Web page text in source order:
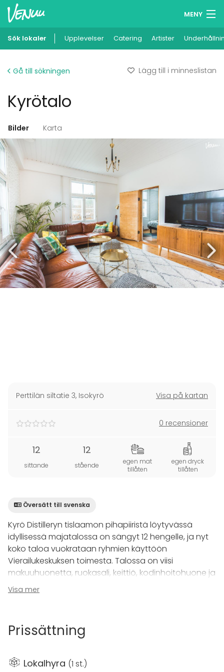
MENY
Minneslista
Sök lokaler Upplevelser Catering Artister
Gå till sökningen Lägg till i minneslistan
Kyrötalo
Bilder Karta
Perttilän siltatie 3, Isokyrö Visa på kartan
0 recensioner
12
sittande
12
stående
egen mat
tillåten
egen dryck
tillåten
Översätt till svenska
Kyrö Distilleryn tislaamon pihapiiristä löytyvässä
idyllisessä majatalossa on sängyt 12 hengelle, ja nyt
koko taloa vuokrataan ryhmien käyttöön
Vierailukeskuksen toimesta. Talossa on viisi
makuuhuonetta, ruokasali, keittiö, kodinhoitohuone ja
kaksi vessaa. Vuokraus sisältää Kyrötalon ja
saunatilat, Lapuan Kankureiden valmistamat
palju.
Yöpymisen lisäksi vierailla on mahdollisuus illallistaa
Kyrön Vierailukeskuksen tislaamoravintolassa, käydä
Visa mer
Prissättning
Lokalhyra (1 st.)